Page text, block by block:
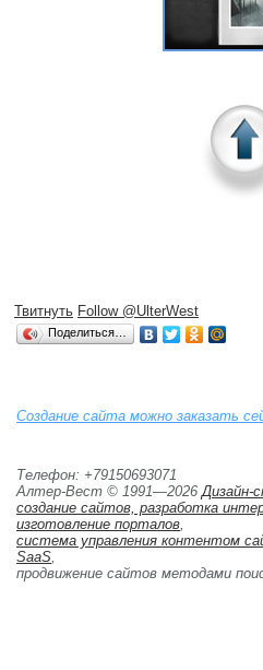
Твитнуть Follow @UlterWest
Поделиться…
Создание сайта можно заказать
Телефон: +79150693071
Алтер-Вест © 1991—2026Дизайн-
создание сайтов, разработка
изготовление порталов,
система управления контентом
SaaS,
продвижение сайтов методами